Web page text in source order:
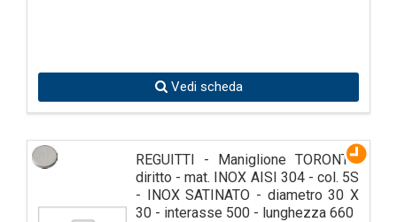
Vedi scheda
REGUITTI - Maniglione TORONTO
diritto - mat. INOX AISI 304 - col. 5S
- INOX SATINATO - diametro 30 X
30 - interasse 500 - lunghezza 660